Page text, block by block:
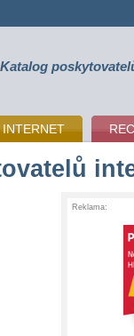
Katalog
INTERNET
Reklama: